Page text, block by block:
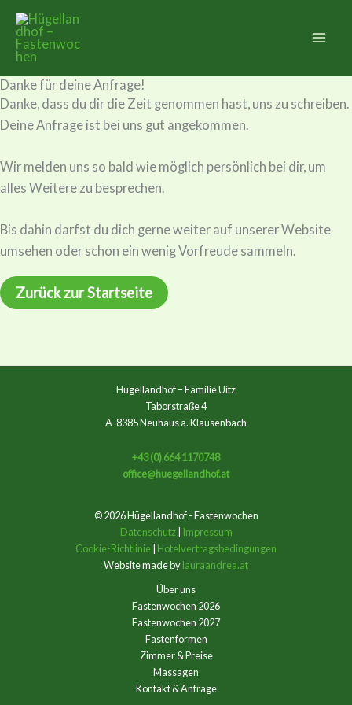
Zum
Inhalt
springen
Danke für deine Anfrage!
Danke, dass du dir die Zeit genommen hast, uns zu schreiben.
Deine Anfrage ist bei uns gut angekommen.
Wir melden uns so bald wie möglich persönlich bei dir, um
alles Weitere zu besprechen.
Bis dahin darfst du dich gerne weiter auf unserer Website
umsehen oder schon ein wenig Vorfreude sammeln.
Zurück zur Startseite
Hügellandhof – Familie Uitz
Taborstraße 4
A-8385 Neuhaus a. Klausenbach
+43 (0) 664 1170748
office@huegellandhof.at
© 2026 Hügellandhof - Fastenwochen
Datenschutz|
Impressum
Cookie-Richtlinie
Hotelvertragsbedingungen
Website made bylauraandrea.at
Über uns
Fastenwochen 2026
Fastenwochen 2027
Fastenformen
Zimmer & Preise
Massagen
Kontakt & Anfrage